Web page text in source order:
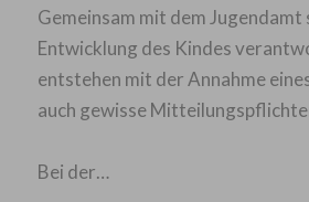
Gemeinsam mit dem Jugendamt
Entwicklung des Kindes
entstehen mit der Annahme
auch gewisse
Bei der…